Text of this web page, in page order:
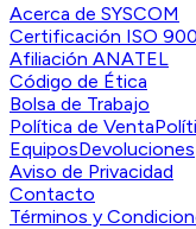
Acerca de SYSCOM
Certificación ISO
Afiliación ANATEL
Código de Ética
Bolsa de Trabajo
Política de Venta
EquiposDevoluciones
Aviso de Privacidad
Contacto
Términos y